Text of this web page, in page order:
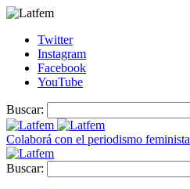
Twitter
Instagram
Facebook
YouTube
Buscar:
Colaborá con el periodismo feminista
Buscar: